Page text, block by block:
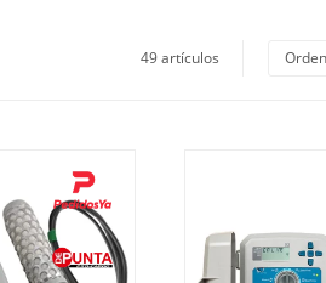
49 artículos